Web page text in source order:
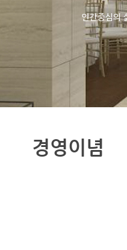
경영이념